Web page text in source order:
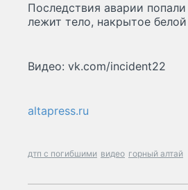
Последствия аварии
лежит тело, накрытое
Видео: vk.com/incident22
altapress.ru
дтп с погибшими видео горный алтай